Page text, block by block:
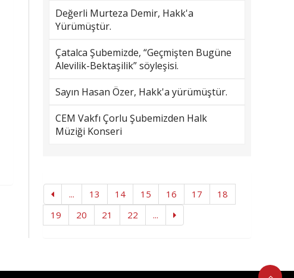
Değerli Murteza Demir, Hakk'a
Yürümüştür.
Çatalca Şubemizde, “Geçmişten Bugüne
Alevilik-Bektaşilik” söyleşisi.
Sayın Hasan Özer, Hakk'a yürümüştür.
CEM Vakfı Çorlu Şubemizden Halk
Müziği Konseri
... 13 14 15 16 17
18
19
20 21 22 ...